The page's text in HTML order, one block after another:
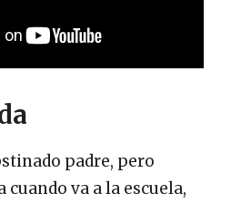
padre, pero
va a la escuela,